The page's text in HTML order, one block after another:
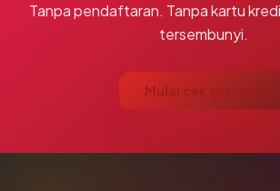
Tanpa pendaftaran. Tanpa kartu
tersembunyi.
Mulai cek gratis →